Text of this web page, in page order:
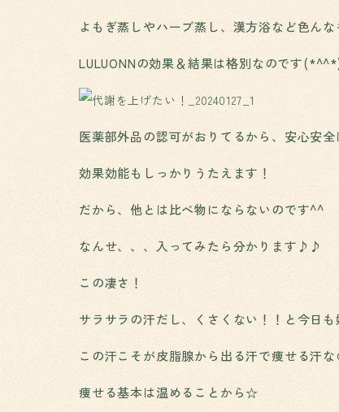
よもぎ蒸しやハーブ蒸し、漢方浴など色ん
LULUONNの効果＆結果は格別なのです
医薬部外品の認可がおりてるから、安心安
効果効能もしっかりうたえます！
だから、他とは比べ物にならないのです^^
なんせ、、、入ってみたら分かります♪♪
この凄さ！
サラサラの汗だし、くさくない！！と今日
この汗こそが皮脂腺から出る汗で痩せる汗
痩せる基本は温めることから☆